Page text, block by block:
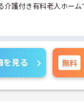
介護付き有料老人ホーム
施設を618事業所展開す
広島地区法人です。
安定しており安心して
を見る 無料